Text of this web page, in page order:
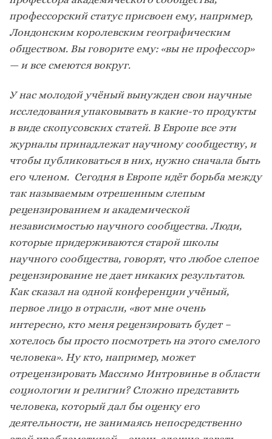
профессорский статус присвоен ему, например,
Лондонским королевским географическим
обществом. Вы говорите ему: «вы не профессор»
— и все смеются вокруг.
У нас молодой учёный вынужден свои научные
исследования упаковывать в какие-то продукты
в виде скопусовских статей. В Европе все эти
журналы принадлежат научному сообществу, и
чтобы публиковаться в них, нужно сначала быть
его членом. Сегодня в Европе идёт борьба между
так называемым отрешенным слепым
рецензированием и академической
независимостью научного сообщества. Люди,
которые придерживаются старой школы
научного сообщества, говорят, что любое слепое
рецензирование не дает никаких результатов.
Как сказал на одной конференции учёный,
первое лицо в отрасли, «вот мне очень
интересно, кто меня рецензировать будет –
хотелось бы просто посмотреть на этого смелого
человека». Ну кто, например, может
отрецензировать Массимо Интровинье в области
социологии и религии? Сложно представить
человека, который дал бы оценку его
деятельности, не занимаясь непосредственно